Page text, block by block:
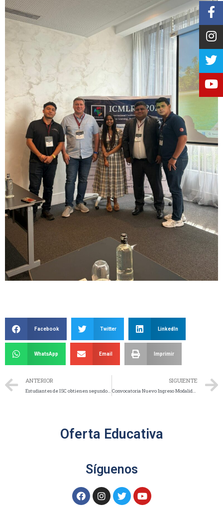
Facebook Twitter LinkedIn
WhatsApp Email Imprimir
ANTERIOR
Estudiantes de ISC obtienen segundo lugar nacional en la Copa FutBotMx 2026
SIGUIENTE
Convocatoria Nuevo Ingreso Modalidad Escolarizada Enero-Junio 2027
Oferta Educativa
Síguenos